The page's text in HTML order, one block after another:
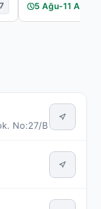
5 Ağu-11 Ağu
No:27/B